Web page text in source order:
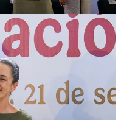
después de Canadá.
al salario mínimo del
del bienestar únicos en
de pesos, y la
con dinero que salió de
en que estamos viviendo
su pueblo y somos